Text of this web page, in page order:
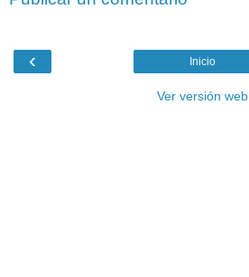
‹ Inicio
Ver versión web